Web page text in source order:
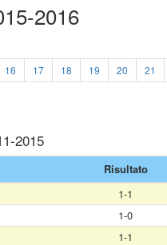
2016
16 17 18 19 20 21
2015
Risultato
1-1
1-0
1-1